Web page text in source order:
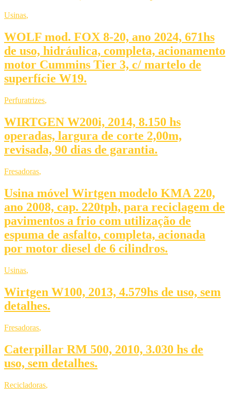
Usinas,
WOLF mod. FOX 8-20, ano 2024, 671hs
de uso, hidráulica, completa, acionamento
motor Cummins Tier 3, c/ martelo de
superfície W19.
Perfuratrizes,
WIRTGEN W200i, 2014, 8.150 hs
operadas, largura de corte 2,00m,
revisada, 90 dias de garantia.
Fresadoras,
Usina móvel Wirtgen modelo KMA 220,
ano 2008, cap. 220tph, para reciclagem de
pavimentos a frio com utilização de
espuma de asfalto, completa, acionada
por motor diesel de 6 cilindros.
Usinas,
Wirtgen W100, 2013, 4.579hs de uso, sem
detalhes.
Fresadoras,
Caterpillar RM 500, 2010, 3.030 hs de
uso, sem detalhes.
Recicladoras,